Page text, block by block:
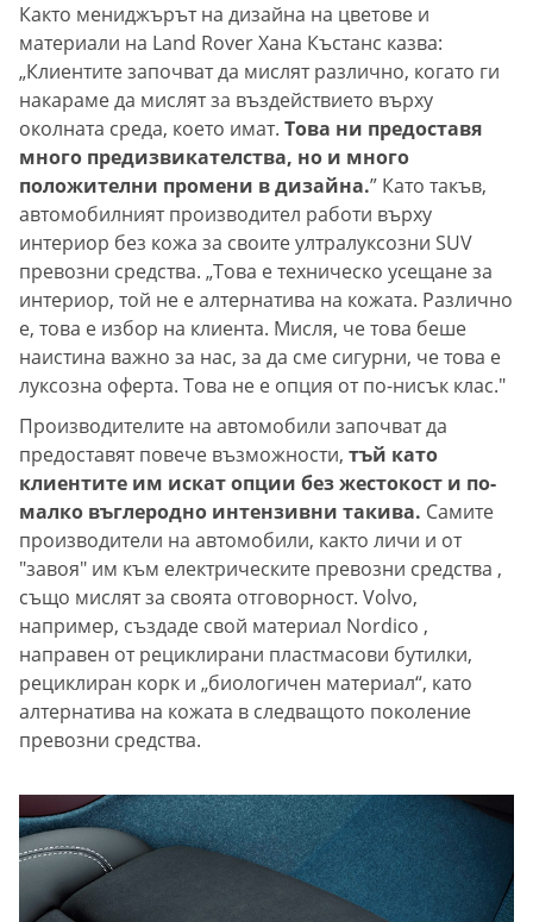
Както мениджърът на дизайна на цветове и
материали на Land Rover Хана Къстанс казва:
„Клиентите започват да мислят различно, когато ги
накараме да мислят за въздействието върху
околната среда, което имат. Това ни предоставя
много предизвикателства, но и много
положителни промени в дизайна.” Като такъв,
автомобилният производител работи върху
интериор без кожа за своите ултралуксозни SUV
превозни средства. „Това е техническо усещане за
интериор, той не е алтернатива на кожата. Различно
е, това е избор на клиента. Мисля, че това беше
наистина важно за нас, за да сме сигурни, че това е
луксозна оферта. Това не е опция от по-нисък клас."
Производителите на автомобили започват да
предоставят повече възможности, тъй като
клиентите им искат опции без жестокост и по-
малко въглеродно интензивни такива. Самите
производители на автомобили, както личи и от
"завоя" им към електрическите превозни средства ,
също мислят за своята отговорност. Volvo,
например, създаде свой материал Nordico ,
направен от рециклирани пластмасови бутилки,
рециклиран корк и „биологичен материал“, като
алтернатива на кожата в следващото поколение
превозни средства.